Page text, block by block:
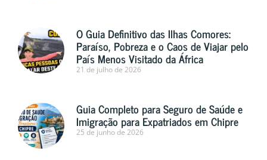
O Guia Definitivo das Ilhas Comores:
Paraíso, Pobreza e o Caos de Viajar pelo
País Menos Visitado da África
21 de julho de 2026
Guia Completo para Seguro de Saúde e
Imigração para Expatriados em Chipre
25 de junho de 2026